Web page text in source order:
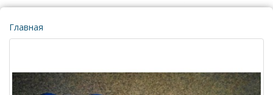
Главная